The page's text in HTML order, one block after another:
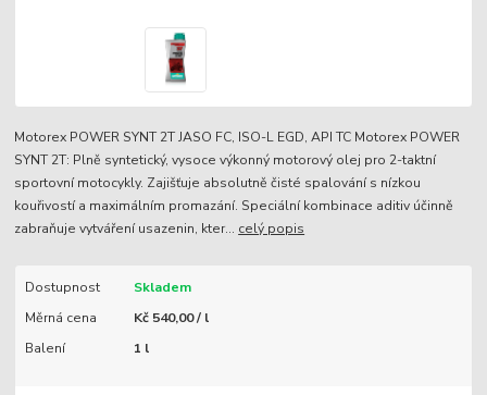
Motorex POWER SYNT 2T JASO FC, ISO-L EGD, API TC Motorex POWER
SYNT 2T: Plně syntetický, vysoce výkonný motorový olej pro 2-taktní
sportovní motocykly. Zajišťuje absolutně čisté spalování s nízkou
kouřivostí a maximálním promazání. Speciální kombinace aditiv účinně
zabraňuje vytváření usazenin, kter... celý popis
Dostupnost
Skladem
Měrná cena
Kč 540,00 / l
Balení
1 l